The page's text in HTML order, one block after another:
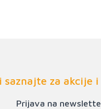
saznajte za akcije
Prijava na